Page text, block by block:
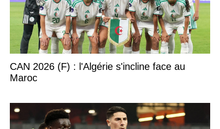
CAN 2026 (F) : l'Algérie s'incline face au
Maroc